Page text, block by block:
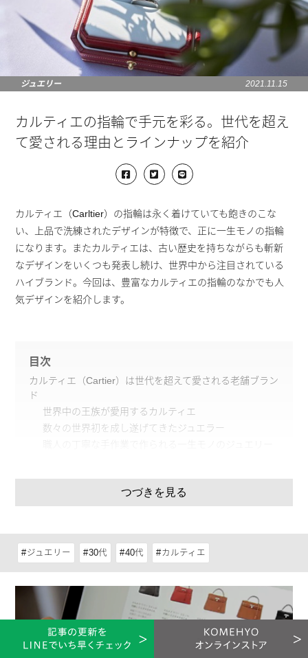
ジュエリー 2021.11.15
カルティエの指輪で手元を彩る。世代を超え
て愛される理由とラインナップを紹介
カルティエ（Carltier）の指輪は永く着けていても飽きのこな
い、上品で洗練されたデザインが特徴で、正に一生モノの指輪
になります。またカルティエは、古い歴史を持ちながらも斬新
なデザインをいくつも発表し続け、世界中から注目されている
ハイブランド。今回は、豊富なカルティエの指輪のなかでも人
気デザインを紹介します。
目次
カルティエ（Cartier）は世代を超えて愛される老舗ブラン
ド
世界中の王族が愛用するカルティエ
数々の世界初を成し遂げてきたジュエラー
カルティエのアイコン的存在「LOVE」
華奢なラインが女心をくすぐる「バレリーナ」
カルティエを象徴する豹の名を冠した「マイヨン パン
テール」
カルティエの重厚感があるユニークな指輪コレクション
カルティエらしい3連デザイン「トリニティ」
インパクトなクギモチーフ「ジュスト アン クル」
複雑な内面を表現「クラッシュ ドゥ カルティエ」
カルティエの指輪のお手入れ方法
つづきを見る
ジュエリー 30代 40代 カルティエ